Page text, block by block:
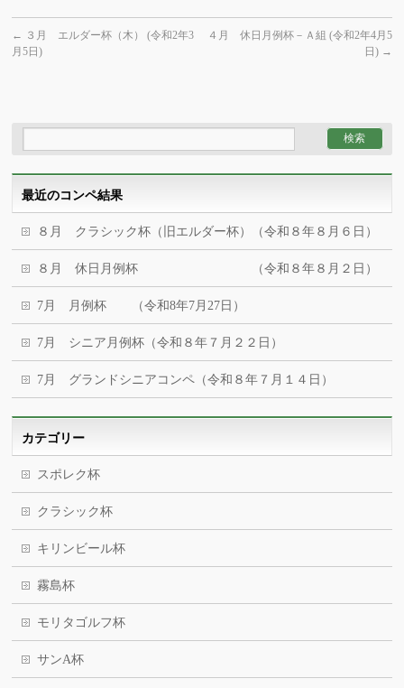
← ３月 エルダー杯（木） (令和2年3
月5日)
４月 休日月例杯－Ａ組 (令和2年4月5
日) →
最近のコンペ結果
８月 クラシック杯（旧エルダー杯）（令和８年８月６日）
８月 休日月例杯 （令和８年８月２日）
7月 月例杯 （令和8年7月27日）
7月 シニア月例杯（令和８年７月２２日）
7月 グランドシニアコンペ（令和８年７月１４日）
カテゴリー
スポレク杯
クラシック杯
キリンビール杯
霧島杯
モリタゴルフ杯
サンA杯